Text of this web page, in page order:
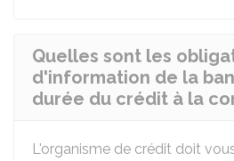
Quelles sont les
d'information de la
durée du crédit à la
L'organisme de crédit doit